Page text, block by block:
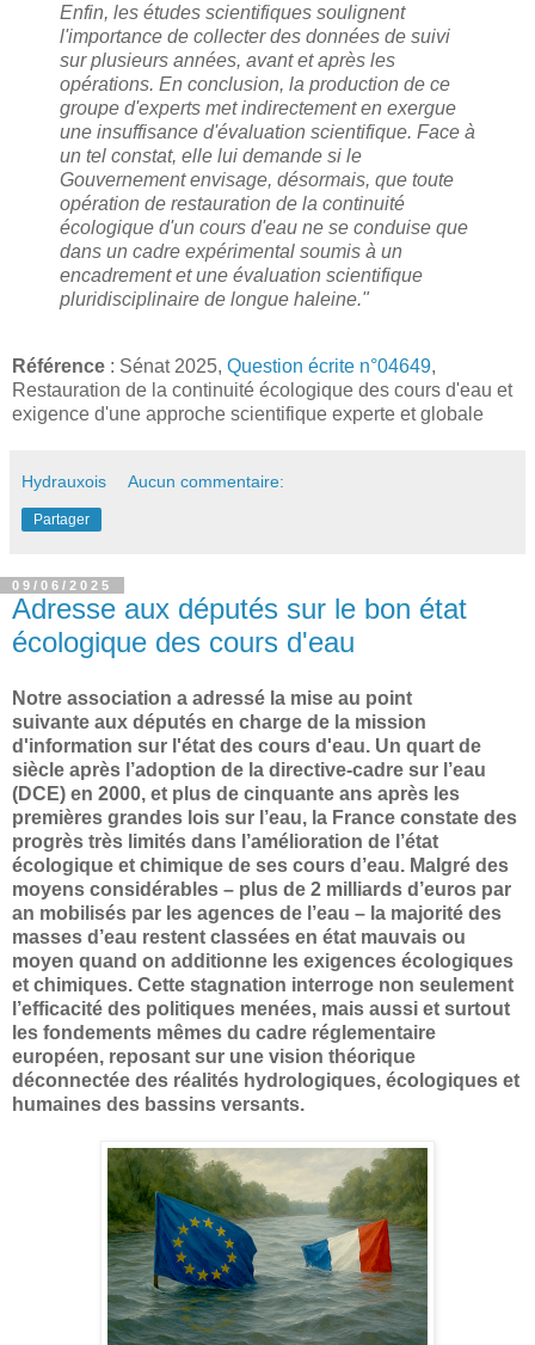
Enfin, les études scientifiques soulignent
l'importance de collecter des données de suivi
sur plusieurs années, avant et après les
opérations. En conclusion, la production de ce
groupe d'experts met indirectement en exergue
une insuffisance d'évaluation scientifique. Face à
un tel constat, elle lui demande si le
Gouvernement envisage, désormais, que toute
opération de restauration de la continuité
écologique d'un cours d'eau ne se conduise que
dans un cadre expérimental soumis à un
encadrement et une évaluation scientifique
pluridisciplinaire de longue haleine."
Référence : Sénat 2025, Question écrite n°04649,
Restauration de la continuité écologique des cours d'eau et
exigence d'une approche scientifique experte et globale
Hydrauxois Aucun commentaire:
Partager
09/06/2025
Adresse aux députés sur le bon état
écologique des cours d'eau
Notre association a adressé l a mise au point
suivante aux députés en charge de la mission
d'information sur l'état des cours d'eau. Un quart de
siècle après l’adoption de la directive-cadre sur l’eau
(DCE) en 2000, et plus de cinquante ans après les
premières grandes lois sur l’eau, la France constate des
progrès très limités dans l’amélioration de l’état
écologique et chimique de ses cours d’eau. Malgré des
moyens considérables – plus de 2 milliards d’euros par
an mobilisés par les agences de l’eau – la majorité des
masses d’eau restent classées en état mauvais ou
moyen quand on additionne les exigences écologiques
et chimiques. Cette stagnation interroge non seulement
l’efficacité des politiques menées, mais aussi et surtout
les fondements mêmes du cadre réglementaire
européen, reposant sur une vision théorique
déconnectée des réalités hydrologiques, écologiques et
humaines des bassins versants.